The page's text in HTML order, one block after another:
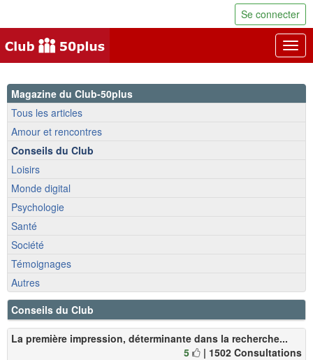
Se connecter
Magazine du Club-50plus
Tous les articles
Amour et rencontres
Conseils du Club
Loisirs
Monde digital
Psychologie
Santé
Société
Témoignages
Autres
Conseils du Club
La première impression, déterminante dans la recherche...
5
| 1502 Consultations